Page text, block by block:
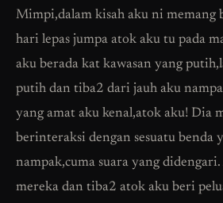
Mimpi,dalam kisah aku ni memang
hari lepas jumpa atok aku tu pada
aku berada kat kawasan yang
putih dan tiba2 dari jauh aku
yang amat aku kenal,atok aku! Dia
berinteraksi dengan sesuatu benda
nampak,cuma suara yang
mereka dan tiba2 atok aku beri